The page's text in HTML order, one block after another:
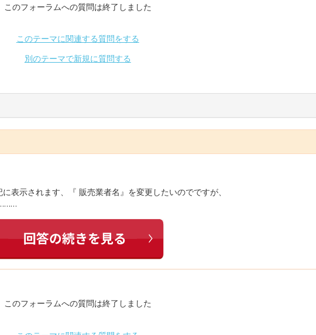
このフォーラムへの質問は終了しました
このテーマに関連する質問をする
別のテーマで新規に質問する
表示されます、『 販売業者名』を変更したいのでですが、
このフォーラムへの質問は終了しました